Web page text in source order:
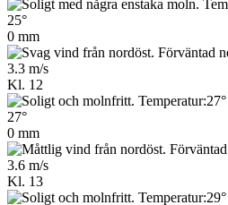
25°
0 mm
3.3 m/s
Kl. 12
27°
0 mm
3.6 m/s
Kl. 13